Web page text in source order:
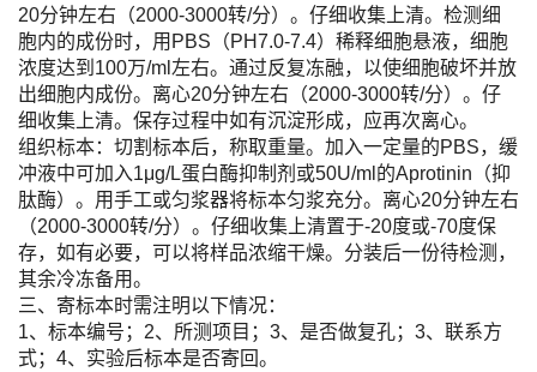
20分钟左右（2000-3000转/分）。仔细收集上清。检测细
胞内的成份时，用PBS（PH7.0-7.4）稀释细胞悬液，细胞
浓度达到100万/ml左右。通过反复冻融，以使细胞破坏并放
出细胞内成份。离心20分钟左右（2000-3000转/分）。仔
细收集上清。保存过程中如有沉淀形成，应再次离心。
组织标本：切割标本后，称取重量。加入一定量的PBS，缓
冲液中可加入1μg/L蛋白酶抑制剂或50U/ml的Aprotinin（抑
肽酶）。用手工或匀浆器将标本匀浆充分。离心20分钟左右
（2000-3000转/分）。仔细收集上清置于-20度或-70度保
存，如有必要，可以将样品浓缩干燥。分装后一份待检测，
其余冷冻备用。
三、寄标本时需注明以下情况：
1、标本编号；2、所测项目；3、是否做复孔；3、联系方
式；4、实验后标本是否寄回。